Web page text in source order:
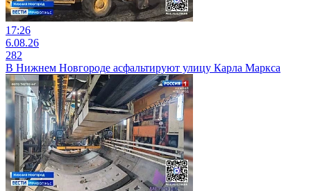
17:26
6.08.26
282
В Нижнем Новгороде асфальтируют улицу Карла Маркса